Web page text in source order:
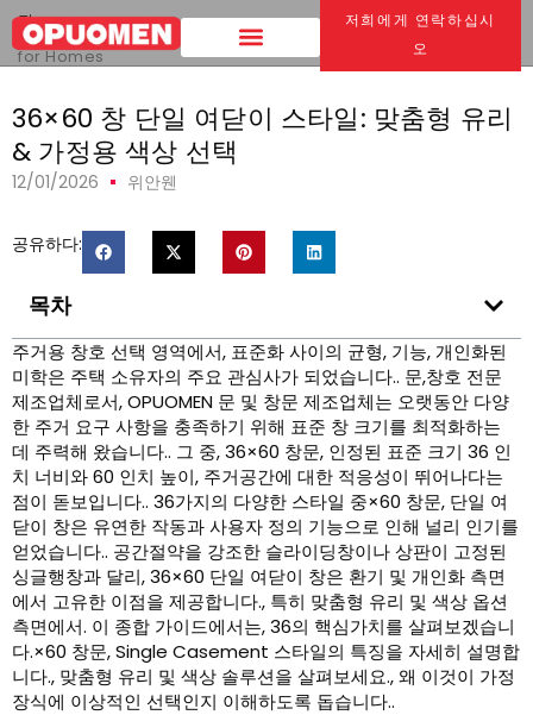
저희에게 연락하십시
오
집 >
36x60 창 단일 여닫이 스타일: Custom Glass & Color Choices
for Homes
36×60 창 단일 여닫이 스타일: 맞춤형 유리
& 가정용 색상 선택
12/01/2026 위안웬
공유하다:
목차
주거용 창호 선택 영역에서, 표준화 사이의 균형, 기능, 개인화된
미학은 주택 소유자의 주요 관심사가 되었습니다.. 문,창호 전문
제조업체로서, OPUOMEN 문 및 창문 제조업체는 오랫동안 다양
한 주거 요구 사항을 충족하기 위해 표준 창 크기를 최적화하는
데 주력해 왔습니다.. 그 중, 36×60 창문, 인정된 표준 크기 36 인
치 너비와 60 인치 높이, 주거공간에 대한 적응성이 뛰어나다는
점이 돋보입니다.. 36가지의 다양한 스타일 중×60 창문, 단일 여
닫이 창은 유연한 작동과 사용자 정의 기능으로 인해 널리 인기를
얻었습니다.. 공간절약을 강조한 슬라이딩창이나 상판이 고정된
싱글행창과 달리, 36×60 단일 여닫이 창은 환기 및 개인화 측면
에서 고유한 이점을 제공합니다., 특히 맞춤형 유리 및 색상 옵션
측면에서. 이 종합 가이드에서는, 36의 핵심가치를 살펴보겠습니
다.×60 창문, Single Casement 스타일의 특징을 자세히 설명합
니다., 맞춤형 유리 및 색상 솔루션을 살펴보세요., 왜 이것이 가정
장식에 이상적인 선택인지 이해하도록 돕습니다..